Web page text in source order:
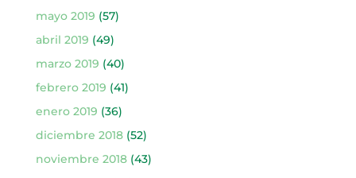
mayo 2019 (57)
abril 2019 (49)
marzo 2019 (40)
febrero 2019 (41)
enero 2019 (36)
diciembre 2018(52)
noviembre 2018(43)